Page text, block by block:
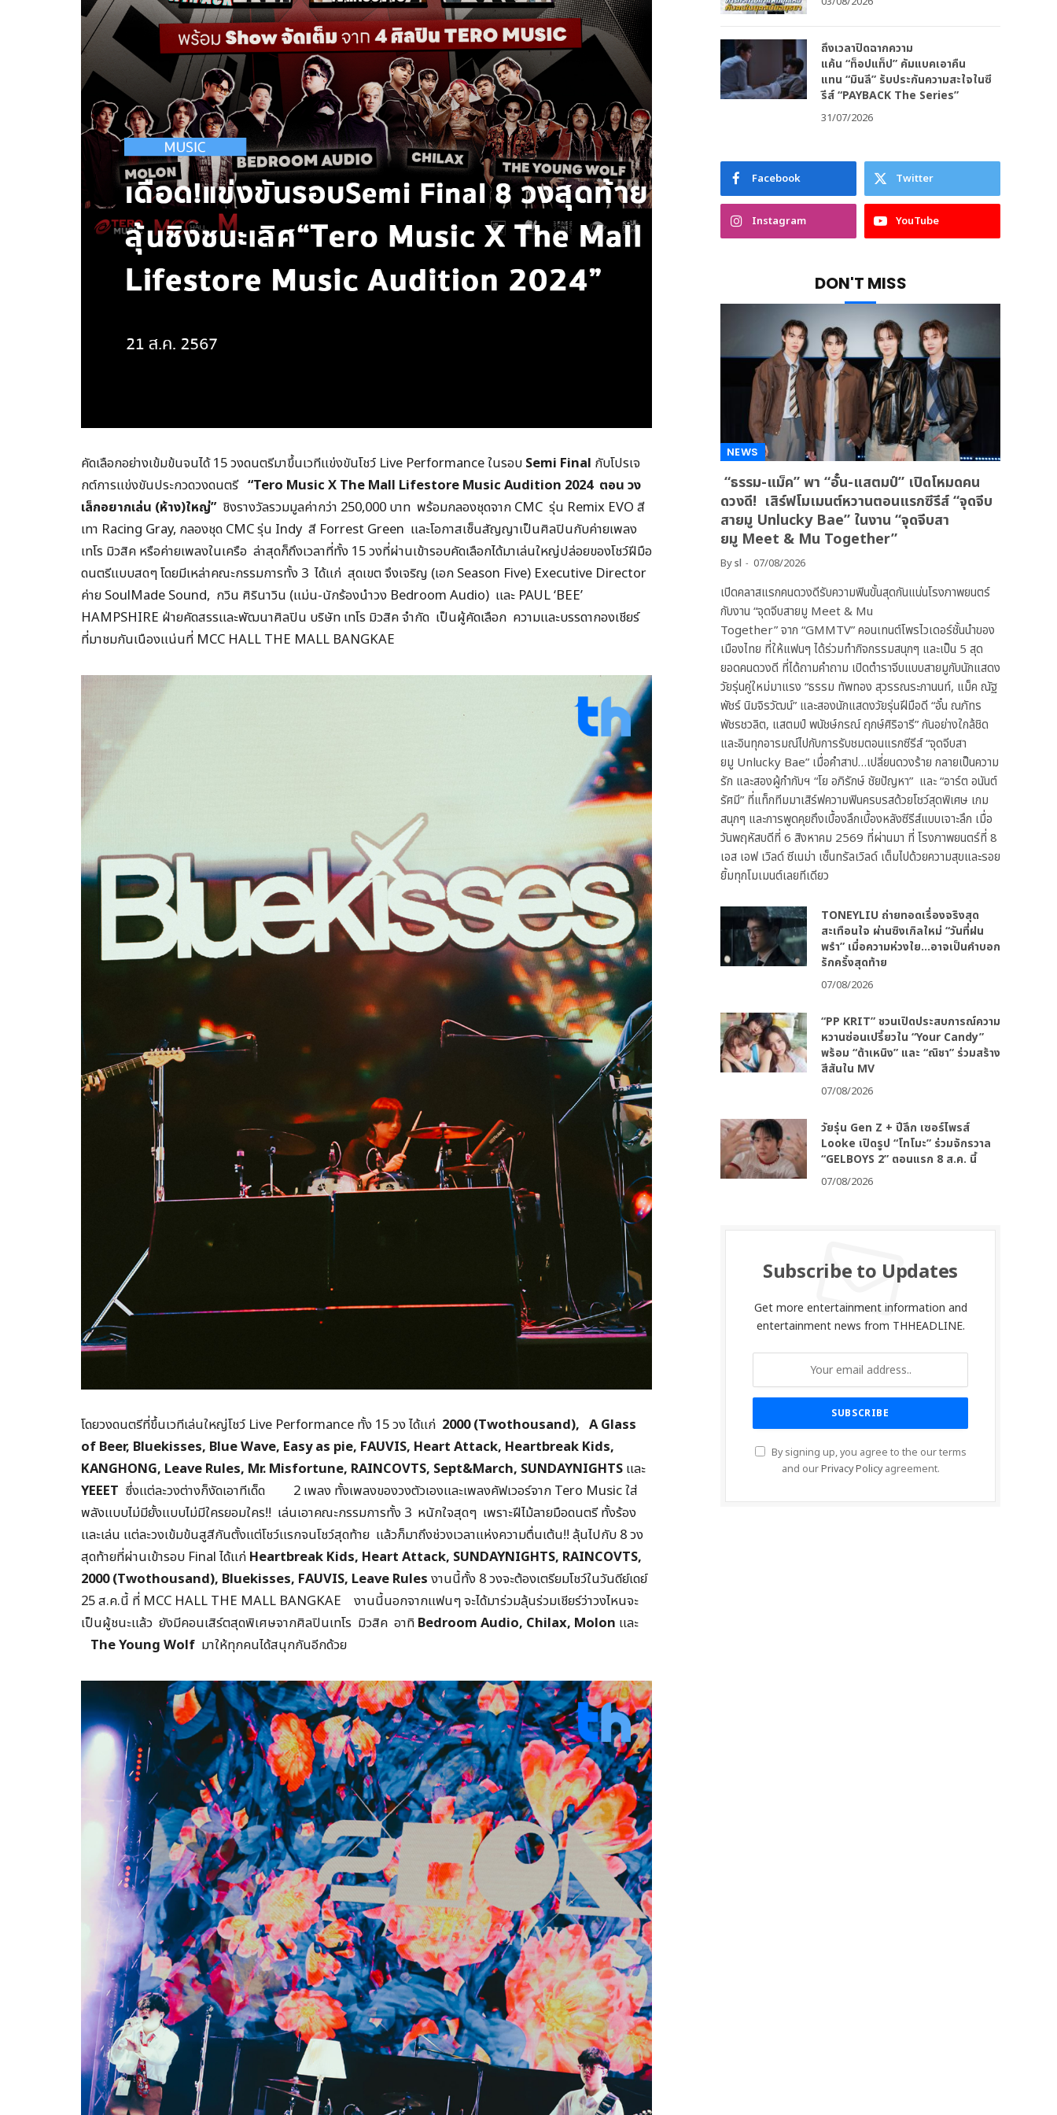
คัดเลือกอย่างเข้มข้นจนได้ 15 วงดนตรีมาขึ้นเวทีแข่งขันโชว์ Live Performance ในรอบ Semi Final กับโปรเจ
กต์การแข่งขันประกวดวงดนตรี “Tero Music X The Mall Lifestore Music Audition 2024 ตอน วง
เล็กอยากเล่น (ห้าง)ใหญ่” ชิงรางวัลรวมมูลค่ากว่า 250,000 บาท พร้อมกลองชุดจาก CMC รุ่น Remix EVO สี
เทา Racing Gray, กลองชุด CMC รุ่น Indy สี Forrest Green และโอกาสเซ็นสัญญาเป็นศิลปินกับค่ายเพลง
เทโร มิวสิค หรือค่ายเพลงในเครือ ล่าสุดก็ถึงเวลาที่ทั้ง 15 วงที่ผ่านเข้ารอบคัดเลือกได้มาเล่นใหญ่ปล่อยของโชว์ฝีมือ
ดนตรีแบบสดๆ โดยมีเหล่าคณะกรรมการทั้ง 3 ได้แก่ สุดเขต จึงเจริญ (เอก Season Five) Executive Director
ค่าย SoulMade Sound, กวิน ศิรินาวิน (แม่น-นักร้องนำวง Bedroom Audio) และ PAUL ‘BEE’
HAMPSHIRE ฝ่ายคัดสรรและพัฒนาศิลปิน บริษัท เทโร มิวสิค จำกัด เป็นผู้คัดเลือก ความและบรรดากองเชียร์
ที่มาชมกันเนืองแน่นที่ MCC HALL THE MALL BANGKAE
โดยวงดนตรีที่ขึ้นเวทีเล่นใหญ่โชว์ Live Performance ทั้ง 15 วง ได้แก่ 2000 (Twothousand), A Glass
of Beer, Bluekisses, Blue Wave, Easy as pie, FAUVIS, Heart Attack, Heartbreak Kids,
KANGHONG, Leave Rules, Mr. Misfortune, RAINCOVTS, Sept&March, SUNDAYNIGHTS และ
YEEET ซึ่งแต่ละวงต่างก็งัดเอาทีเด็ด 2 เพลง ทั้งเพลงของวงตัวเองและเพลงคัฟเวอร์จาก Tero Music ใส่
พลังแบบไม่มียั้งแบบไม่มีใครยอมใคร!! เล่นเอาคณะกรรมการทั้ง 3 หนักใจสุดๆ เพราะฝีไม้ลายมือดนตรี ทั้งร้อง
และเล่น แต่ละวงเข้มข้นสูสีกันตั้งแต่โชว์แรกจนโชว์สุดท้าย แล้วก็มาถึงช่วงเวลาแห่งความตื่นเต้น!! ลุ้นไปกับ 8 วง
สุดท้ายที่ผ่านเข้ารอบ Final ได้แก่ Heartbreak Kids, Heart Attack, SUNDAYNIGHTS, RAINCOVTS,
2000 (Twothousand), Bluekisses, FAUVIS, Leave Rules งานนี้ทั้ง 8 วงจะต้องเตรียมโชว์ในวันดีย์เดย์
25 ส.ค.นี้ ที่ MCC HALL THE MALL BANGKAE งานนี้นอกจากแฟนๆ จะได้มาร่วมลุ้นร่วมเชียร์ว่าวงไหนจะ
เป็นผู้ชนะแล้ว ยังมีคอนเสิร์ตสุดพิเศษจากศิลปินเทโร มิวสิค อาทิ Bedroom Audio, Chilax, Molon และ
The Young Wolf มาให้ทุกคนได้สนุกกันอีกด้วย
ถึงเวลาปิดฉากความ
แค้น “ท็อปแท็ป” คัมแบคเอาคืน
แทน “มินลี” รับประกันความสะใจในซี
รีส์ “PAYBACK The Series”
31/07/2026
Facebook Twitter
Instagram YouTube
DON'T MISS
NEWS
“ธรรม-แม็ค” พา “อั๋น-แสตมป์” เปิดโหมดคน
ดวงดี! เสิร์ฟโมเมนต์หวานตอนแรกซีรีส์ “จุดจีบ
สายมู Unlucky Bae” ในงาน “จุดจีบสา
ยมู Meet & Mu Together”
Bysl 07/08/2026
เปิดคลาสแรกคนดวงดีรับความฟินขั้นสุดกันแน่นโรงภาพยนตร์
กับงาน “จุดจีบสายมู Meet & Mu
Together” จาก “GMMTV” คอนเทนต์โพรไวเดอร์ชั้นนำของ
เมืองไทย ที่ให้แฟนๆ ได้ร่วมทำกิจกรรมสนุกๆ และเป็น 5 สุด
ยอดคนดวงดี ที่ได้ถามคำถาม เปิดตำราจีบแบบสายมูกับนักแสดง
วัยรุ่นคู่ใหม่มาแรง “ธรรม ทัพทอง สุวรรณระกานนท์, แม็ค ณัฐ
พัชร์ นิมจิรวัฒน์” และสองนักแสดงวัยรุ่นฝีมือดี “อั๋น ณภัทร
พัชรชวลิต, แสตมป์ พนัชษ์กรณ์ ฤกษ์ศิริอารี” กันอย่างใกล้ชิด
และอินทุกอารมณ์ไปกับการรับชมตอนแรกซีรีส์ “จุดจีบสา
ยมู Unlucky Bae” เมื่อคำสาป…เปลี่ยนดวงร้าย กลายเป็นความ
รัก และสองผู้กำกับฯ “โย อภิรักษ์ ชัยปัญหา” และ “อาร์ต อนันต์
รัศมี” ที่แท็กทีมมาเสิร์ฟความฟินครบรสด้วยโชว์สุดพิเศษ เกม
สนุกๆ และการพูดคุยถึงเบื้องลึกเบื้องหลังซีรีส์แบบเจาะลึก เมื่อ
วันพฤหัสบดีที่ 6 สิงหาคม 2569 ที่ผ่านมา ที่ โรงภาพยนตร์ที่ 8
เอส เอฟ เวิลด์ ซีเนม่า เซ็นทรัลเวิลด์ เต็มไปด้วยความสุขและรอย
ยิ้มทุกโมเมนต์เลยทีเดียว
TONEYLIU ถ่ายทอดเรื่องจริงสุด
สะเทือนใจ ผ่านซิงเกิลใหม่ “วันที่ฝน
พรำ” เมื่อความห่วงใย…อาจเป็นคำบอก
รักครั้งสุดท้าย
07/08/2026
“PP KRIT” ชวนเปิดประสบการณ์ความ
หวานซ่อนเปรี้ยวใน “Your Candy”
พร้อม “ต้าเหนิง” และ “ณิชา” ร่วมสร้าง
สีสันใน MV
07/08/2026
วัยรุ่น Gen Z + ปีลึก เซอร์ไพรส์
Looke เปิดรูป “โทโมะ” ร่วมจักรวาล
“GELBOYS 2” ตอนแรก 8 ส.ค. นี้
07/08/2026
Subscribe to Updates
Get more entertainment information and
entertainment news from THHEADLINE.
By signing up, you agree to the our terms
and ourPrivacy Policyagreement.